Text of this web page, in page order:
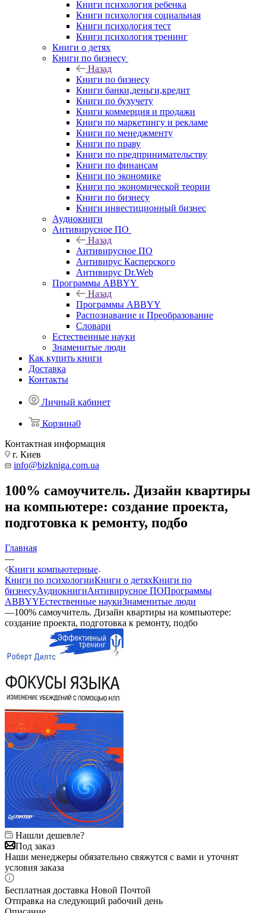
Книги психология ребенка
Книги психология социальная
Книги психология тест
Книги психология тренинг
Книги о детях
Книги по бизнесу
Назад
Книги по бизнесу
Книги банки,деньги,кредит
Книги по бухучету
Книги коммерция и продажи
Книги по маркетингу и рекламе
Книги по менеджменту
Книги по праву
Книги по предпринимательству
Книги по финансам
Книги по экономике
Книги по экономической теории
Книги по бизнесу
Книги инвестиционный бизнес
Аудиокниги
Антивирусное ПО
Назад
Антивирусное ПО
Антивирус Касперского
Антивирус Dr.Web
Программы ABBYY
Назад
Программы ABBYY
Распознавание и Преобразование
Словари
Естественные науки
Знаменитые люди
Как купить книги
Доставка
Контакты
Личный кабинет
Корзина0
Контактная информация
г. Киев
info@bizkniga.com.ua
100% самоучитель. Дизайн квартиры
на компьютере: создание проекта,
подготовка к ремонту, подбо
Главная
—
Книги компьютерные
Книги по психологииКниги о детяхКниги по
бизнесуАудиокнигиАнтивирусное ПОПрограммы
ABBYYЕстественные наукиЗнаменитые люди
—100% самоучитель. Дизайн квартиры на компьютере:
создание проекта, подготовка к ремонту, подбо
Нашли дешевле?
Под заказ
Наши менеджеры обязательно свяжутся с вами и уточнят
условия заказа
Бесплатная доставка Новой Почтой
Отправка на следующий рабочий день